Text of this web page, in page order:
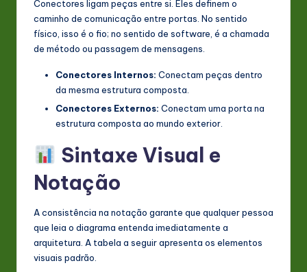
Conectores ligam peças entre si. Eles definem o
caminho de comunicação entre portas. No sentido
físico, isso é o fio; no sentido de software, é a chamada
de método ou passagem de mensagens.
Conectores Internos: Conectam peças dentro
da mesma estrutura composta.
Conectores Externos: Conectam uma porta na
estrutura composta ao mundo exterior.
Sintaxe Visual e
Notação
A consistência na notação garante que qualquer pessoa
que leia o diagrama entenda imediatamente a
arquitetura. A tabela a seguir apresenta os elementos
visuais padrão.